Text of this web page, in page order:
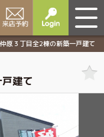
原３丁目全2棟の新築一戸建て
建て